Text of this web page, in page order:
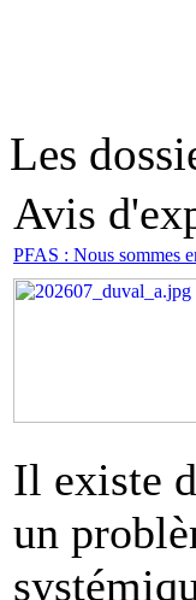
Les
Avis
PFAS : Nous sommes
Il existe
un